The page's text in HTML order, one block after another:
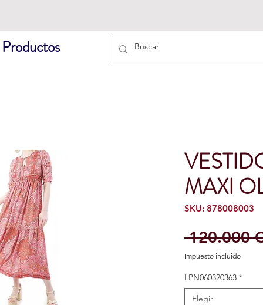
MAXI
SKU: 878008003
120.000
Impuesto incluido
LPN060320363 *
Elegir